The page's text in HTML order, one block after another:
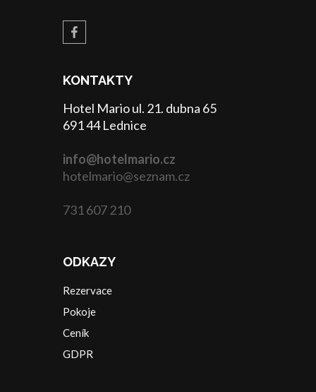
KONTAKTY
Hotel Mario ul. 21. dubna 65
691 44 Lednice
info@hotelmario.cz
hotelmario@seznam.cz
731 607 210
ODKAZY
Rezervace
Pokoje
Ceník
GDPR